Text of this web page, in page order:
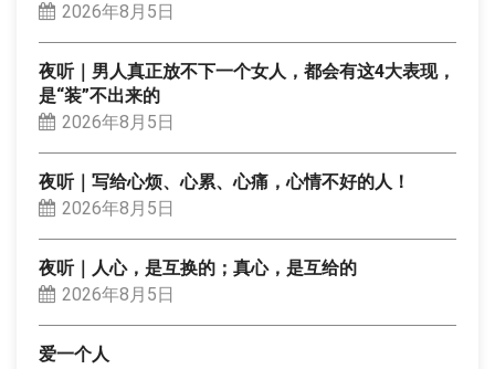
2026年8月5日
夜听｜男人真正放不下一个女人，都会有这4大表现，
是“装”不出来的
2026年8月5日
夜听｜写给心烦、心累、心痛，心情不好的人！
2026年8月5日
夜听｜人心，是互换的；真心，是互给的
2026年8月5日
爱一个人